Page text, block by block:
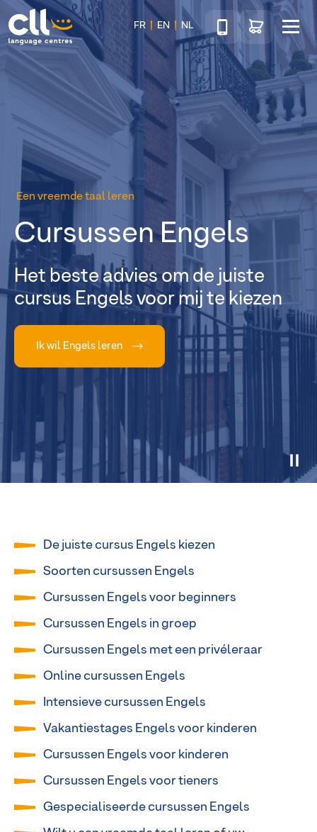
CLL
FR EN NL
TéléphoneGa naar de
Menu
Een vreemde taal leren
Cursussen Engels
Het beste advies om de juiste
cursus Engels voor mij te kiezen
Ik wil Engels leren
De juiste cursus Engels kiezen
Soorten cursussen Engels
Cursussen Engels voor beginners
Cursussen Engels in groep
Cursussen Engels met een privéleraar
Online cursussen Engels
Intensieve cursussen Engels
Vakantiestages Engels voor kinderen
Cursussen Engels voor kinderen
Cursussen Engels voor tieners
Gespecialiseerde cursussen Engels